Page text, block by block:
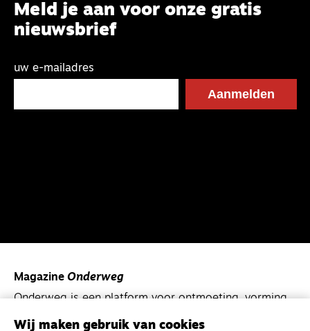
Meld je aan voor onze gratis
nieuwsbrief
uw e-mailadres
Magazine Onderweg
Onderweg is een platform voor ontmoeting, vorming
voor de Nederlandse Gereformeerde Kerken.
Wij maken gebruik van cookies